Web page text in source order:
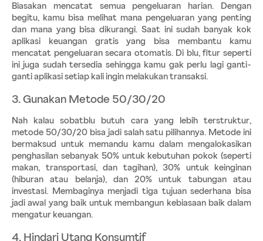
Biasakan mencatat semua pengeluaran harian. Dengan
begitu, kamu bisa melihat mana pengeluaran yang penting
dan mana yang bisa dikurangi. Saat ini sudah banyak kok
aplikasi keuangan gratis yang bisa membantu kamu
mencatat pengeluaran secara otomatis. Di blu, fitur seperti
ini juga sudah tersedia sehingga kamu gak perlu lagi ganti-
ganti aplikasi setiap kali ingin melakukan transaksi.
3. Gunakan Metode 50/30/20
Nah kalau sobatblu butuh cara yang lebih terstruktur,
metode 50/30/20 bisa jadi salah satu pilihannya. Metode ini
bermaksud untuk memandu kamu dalam mengalokasikan
penghasilan sebanyak 50% untuk kebutuhan pokok (seperti
makan, transportasi, dan tagihan), 30% untuk keinginan
(hiburan atau belanja), dan 20% untuk tabungan atau
investasi. Membaginya menjadi tiga tujuan sederhana bisa
jadi awal yang baik untuk membangun kebiasaan baik dalam
mengatur keuangan.
4. Hindari Utang Konsumtif